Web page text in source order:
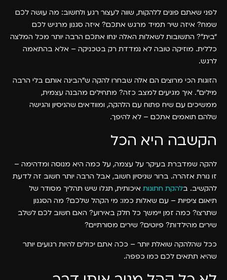
לפני שאתם פונים ללהקות, שווה לעצור רגע ולחשוב: מה עושה לכם
שמח? איזה שיר תמיד מרגש אתכם? איזה סגנון מרגיש לכם
“בית”? התשובות לשאלות האלה ינחו אתכם הרבה יותר מכל המלצה
כללית. מוזיקה טובה לא נמדדת רק בטכניקה – אלא בהתאמה
לרגש.
הזוגות הכי מרוצים הם אלה שבחרו להקה ש”הבינה אותם בלי הרבה
מילים”. איך מגיעים למצב כזה? מתחילים מהבנה עצמית,
ממשיכים עם שיח פתוח עם הלהקה, ומוודאים שהניסיון והגישה
שלהם תואמים אתכם – לא להיפך.
הקשבה היא הכל
להקה שמדברת בעיקר על עצמה, על כמה היא מנוסה ומדהימה –
זו נורת אזהרה. ברור שניסיון חשוב, אבל הרבה יותר חשוב זה לדעת
להקשיב. בלהקת חתונות איכותית, תגלו שיש תהליך מסודר של
תיאום ציפיות – עם שאלות כמו: מי הקהל שלכם? מה הסגנון
שתרצו? כמה זמן יימשך כל חלק באירוע? האם חשוב לכם לשלב
שירים מהילדות? פיוטים? שירים מסורתיים?
ככל שהלהקה שואלת יותר – ככה אתם יכולים להיות רגועים יותר
שהיא תתאים לכם כמו כפפה.